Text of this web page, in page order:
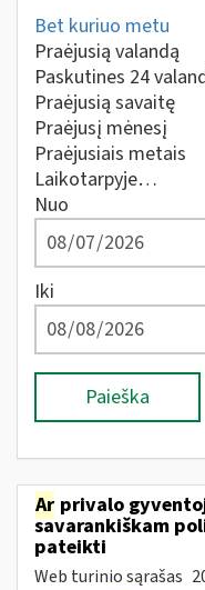
Bet kuriuo metu
Praėjusią valandą
Paskutines 24
Praėjusią savaitę
Praėjusį mėnesį
Praėjusiais metais
Laikotarpyje…
Nuo
Iki
Paieška
Ar privalo
savarankiškam
pateikti
Web turinio sąrašas